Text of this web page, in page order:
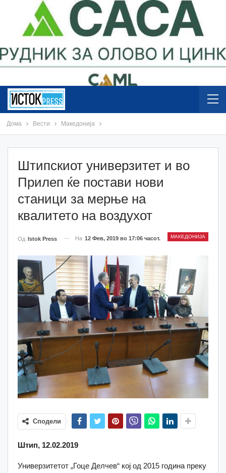
Дома Вести Македонија
Штипскиот универзитет и во
Прилеп ќе постави нови
станици за мерње на
квалитето на воздухот
МАКЕДОНИЈА
Од Istok Press На 12 Фев, 2019 во 17:06 часот.
Сподели
Штип, 12.02.2019
Универзитетот „Гоце Делчев“ кој од 2015 година преку